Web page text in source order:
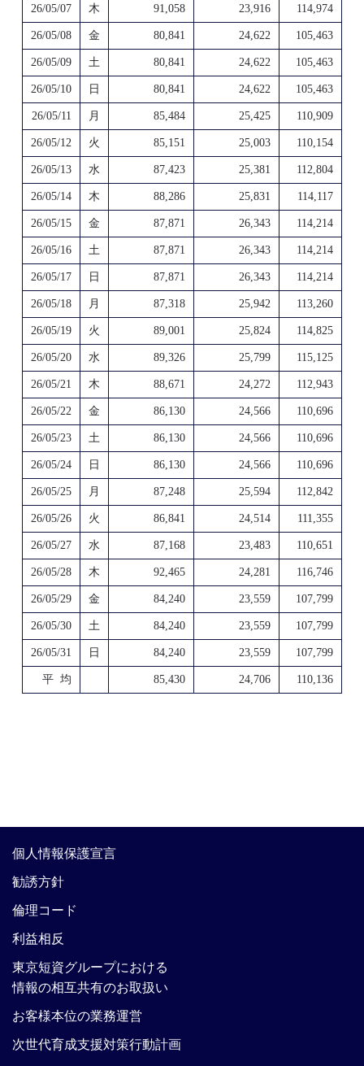
26/05/07 木 91,058 23,916 114,974
26/05/08 金 80,841 24,622 105,463
26/05/09 土 80,841 24,622 105,463
26/05/10 日 80,841 24,622 105,463
26/05/11 月 85,484 25,425 110,909
26/05/12 火 85,151 25,003 110,154
26/05/13 水 87,423 25,381 112,804
26/05/14 木 88,286 25,831 114,117
26/05/15 金 87,871 26,343 114,214
26/05/16 土 87,871 26,343 114,214
26/05/17 日 87,871 26,343 114,214
26/05/18 月 87,318 25,942 113,260
26/05/19 火 89,001 25,824 114,825
26/05/20 水 89,326 25,799 115,125
26/05/21 木 88,671 24,272 112,943
26/05/22 金 86,130 24,566 110,696
26/05/23 土 86,130 24,566 110,696
26/05/24 日 86,130 24,566 110,696
26/05/25 月 87,248 25,594 112,842
26/05/26 火 86,841 24,514 111,355
26/05/27 水 87,168 23,483 110,651
26/05/28 木 92,465 24,281 116,746
26/05/29 金 84,240 23,559 107,799
26/05/30 土 84,240 23,559 107,799
26/05/31 日 84,240 23,559 107,799
平 均 85,430 24,706 110,136
個人情報保護宣言
勧誘方針
倫理コード
利益相反
東京短資グループにおける
情報の相互共有のお取扱い
お客様本位の業務運営
次世代育成支援対策行動計画